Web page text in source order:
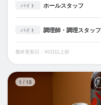
バイト ホールスタッフ
バイト 調理師・調理スタッフ
最終更新日：30日以上前
1 / 13